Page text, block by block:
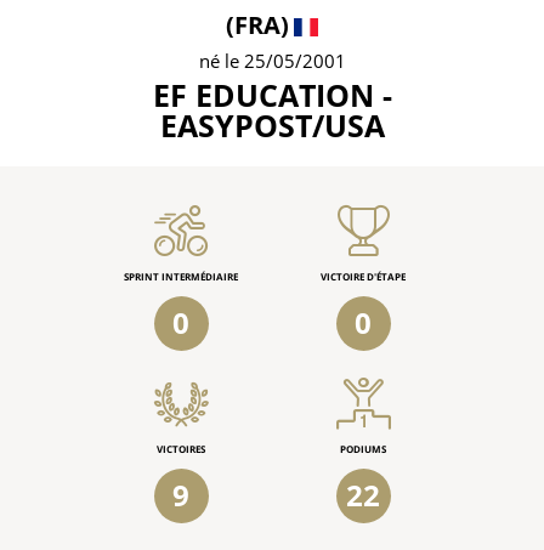
(FRA)
né le 25/05/2001
EF EDUCATION -
EASYPOST/USA
SPRINT INTERMÉDIAIRE
0
VICTOIRE D'ÉTAPE
0
VICTOIRES
9
PODIUMS
22